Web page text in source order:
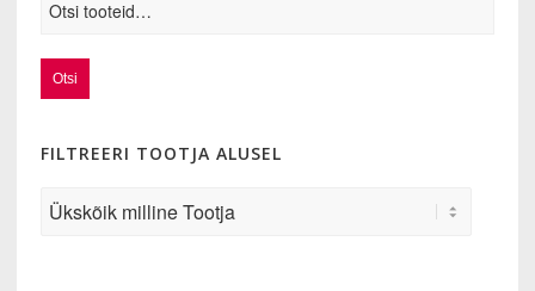
Otsi
FILTREERI TOOTJA ALUSEL